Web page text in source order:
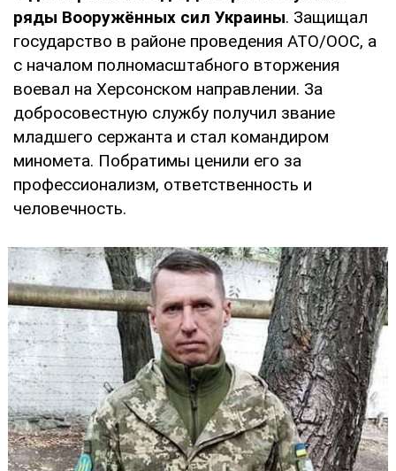
ряды Вооружённых сил Украины. Защищал
государство в районе проведения АТО/ООС, а
с началом полномасштабного вторжения
воевал на Херсонском направлении. За
добросовестную службу получил звание
младшего сержанта и стал командиром
миномета. Побратимы ценили его за
профессионализм, ответственность и
человечность.